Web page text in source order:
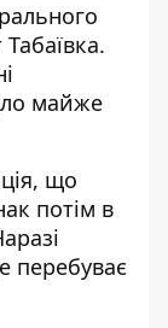
.
майже
що
потім в
перебуває